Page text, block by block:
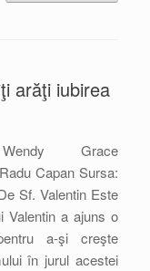
arăţi iubirea
Grace
Capan Sursa:
Sf. Valentin Este
Valentin a ajuns o
a-şi creşte
în jurul acestei